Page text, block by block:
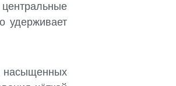
удерживает
насыщенных